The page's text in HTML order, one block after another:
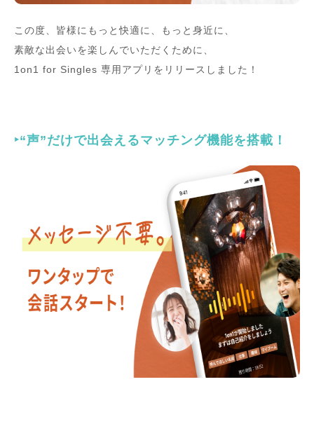
この度、皆様にもっと快適に、もっと身近に、
素敵な出会いを楽しんでいただくために、
1on1 for Singles 専用アプリをリリースしました！
‣“声”だけで出会えるマッチング機能を搭載！